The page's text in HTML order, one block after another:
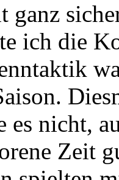
ganz
ich die
es nicht,
Zeit